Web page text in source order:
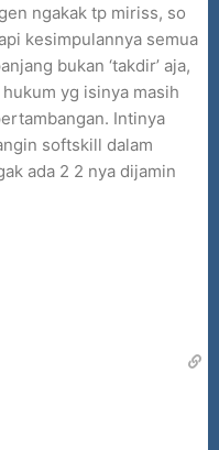
ngakak tp miriss, so
kesimpulannya semua
bukan ‘takdir’ aja,
yg isinya masih
Intinya
softskill dalam
ada 2 2 nya dijamin